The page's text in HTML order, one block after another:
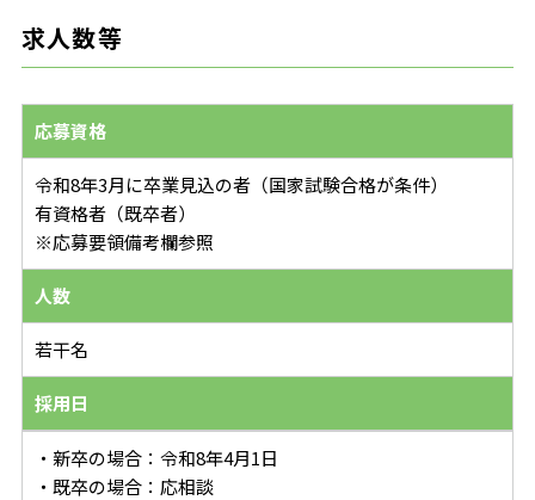
求人数等
応募資格
令和8年3月に卒業見込の者（国家試験合格が条件）
有資格者（既卒者）
※応募要領備考欄参照
人数
若干名
採用日
・新卒の場合：令和8年4月1日
・既卒の場合：応相談